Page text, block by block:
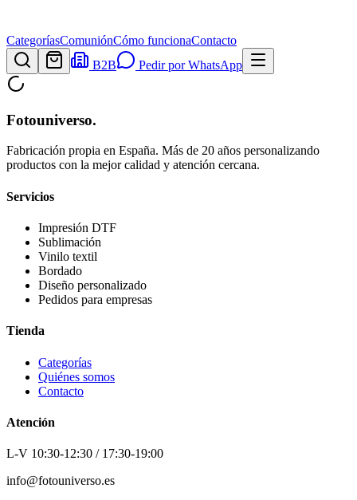
CategoríasComuniónCómo funcionaContacto
B2B
Pedir por WhatsApp
Fotouniverso.
Fabricación propia en España. Más de 20 años personalizando
productos con la mejor calidad y atención cercana.
Servicios
Impresión DTF
Sublimación
Vinilo textil
Bordado
Diseño personalizado
Pedidos para empresas
Tienda
Categorías
Quiénes somos
Contacto
Atención
L-V 10:30-12:30 / 17:30-19:00
info@fotouniverso.es